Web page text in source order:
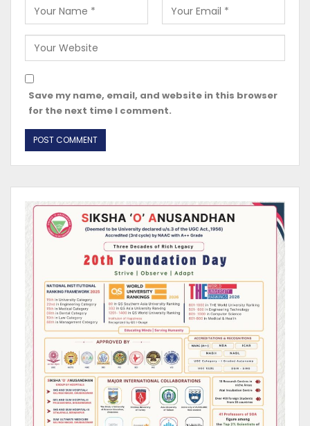
Save my name, email, and website in this browser
for the next time I comment.